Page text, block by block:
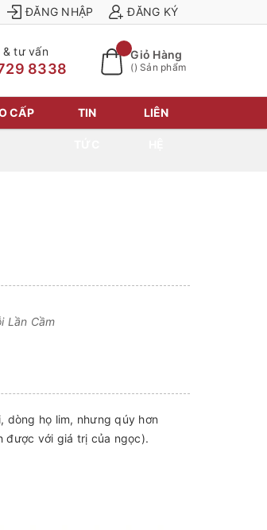
ĐĂNG NHẬP ĐĂNG KÝ
& tư vấn
8338
Giỏ Hàng
() Sản phẩm
CẤP TIN LIÊN
Lần Cầm
dòng họ lim, nhưng qúy hơn
được với giá trị của ngọc).